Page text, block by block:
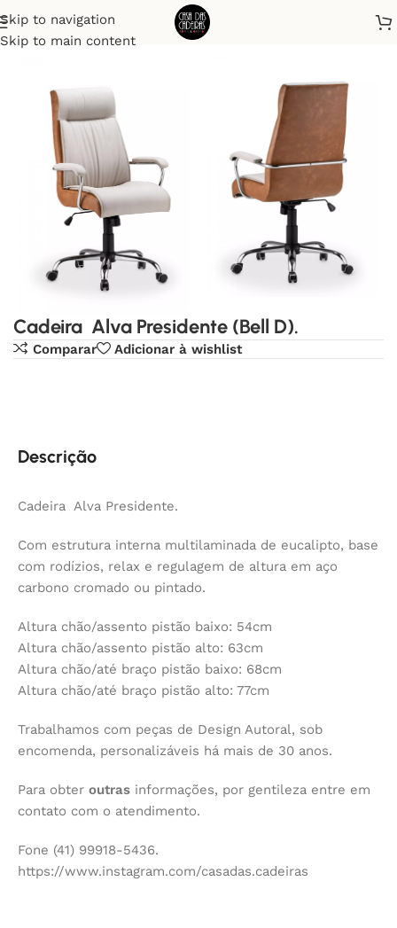
Skip to navigation
Skip to main content
Início Office
Cadeira Alva Presidente (Bell D).
Comparar Adicionar à wishlist
Descrição
Cadeira Alva Presidente.
Com estrutura interna multilaminada de eucalipto, base
com rodízios, relax e regulagem de altura em aço
carbono cromado ou pintado.
Altura chão/assento pistão baixo: 54cm
Altura chão/assento pistão alto: 63cm
Altura chão/até braço pistão baixo: 68cm
Altura chão/até braço pistão alto: 77cm
Trabalhamos com peças de Design Autoral, sob
encomenda, personalizáveis há mais de 30 anos.
Para obter outras informações, por gentileza entre em
contato com o atendimento.
Fone (41) 99918-5436.
https://www.instagram.com/casadas.cadeiras